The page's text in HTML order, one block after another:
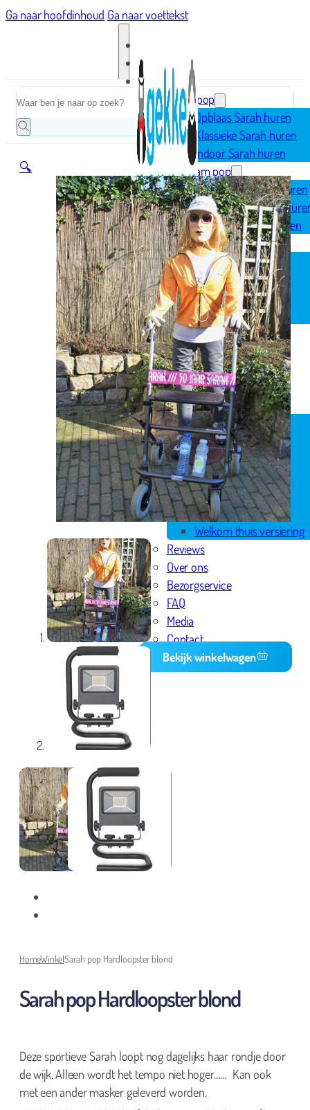
Ga naar hoofdinhoud Ga naar voettekst
Home
Sarah pop
Opblaas Sarah huren
Klassieke Sarah huren
Indoor Sarah huren
Abraham pop
Opblaas Abraham huren
Klassieke Abraham
Indoor Abraham huren
Geboorte
Opblaasfiguren
Geboorteborden
Ooievaar op nest
Spandoek geboorte
Huwelijk
Pensioen
Skytubes
Rode loper
Versiering
Geboorte versiering
Geslaagd versiering
Huwelijk versiering
Pensioen versiering
Verjaardag versiering
Voordeelpakketten
Welkom thuis versiering
Reviews
Over ons
Bezorgservice
FAQ
Media
Contact
Bekijk winkelwagen
Zoeken
🔍
HomeWinkelSarah pop Hardloopster blond
Sarah pop Hardloopster blond
Deze sportieve Sarah loopt nog dagelijks haar rondje door
de wijk. Alleen wordt het tempo niet hoger…… Kan ook
met een ander masker geleverd worden.